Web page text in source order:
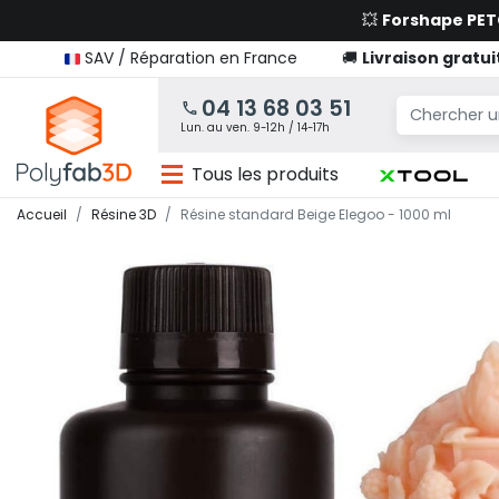
💥 Forshape
SAV / Réparation en France
🚚 Livraison
04 13 68 03 51
Lun. au ven. 9-12h / 14-17h
Tous les produits
Accueil Résine 3D Résine standard Beige Elegoo - 1000 ml